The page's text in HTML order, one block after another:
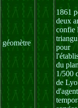
géomètre
1861
deux
confie
pour
du
1/500
de
d'agent